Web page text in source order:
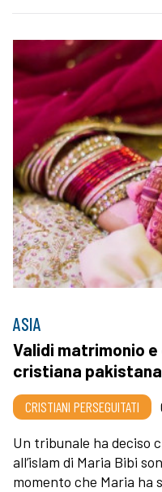
ASIA
Validi matrimonio
cristiana pakistana
CRISTIANI PERSEGUITATI
Un tribunale ha deciso
all’islam di Maria Bibi
momento che Maria ha